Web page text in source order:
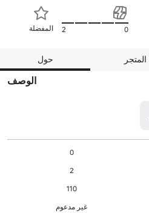
المفضلة 2 0
حول المتجر
الوصف
0
2
110
غير مدعوم